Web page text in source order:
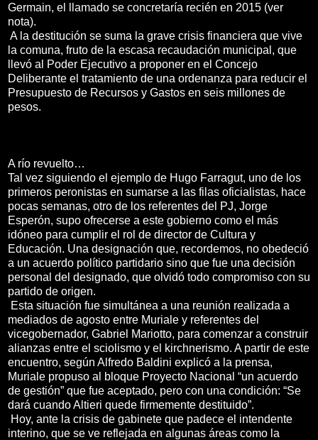
Germain, el llamado se concretaría recién en 2015 (ver
nota).
A la destitución se suma la grave crisis financiera que vive
la comuna, fruto de la escasa recaudación municipal, que
llevó al Poder Ejecutivo a proponer en el Concejo
Deliberante el tratamiento de una ordenanza para reducir el
Presupuesto de Recursos y Gastos en seis millones de
pesos.
A río revuelto…
Tal vez siguiendo el ejemplo de Hugo Farragut, uno de los
primeros peronistas en sumarse a las filas oficialistas, hace
pocas semanas, otro de los referentes del PJ, Jorge
Esperón, supo ofrecerse a este gobierno como el más
idóneo para cumplir el rol de director de Cultura y
Educación. Una designación que, recordemos, no obedeció
a un acuerdo político partidario sino que fue una decisión
personal del designado, que olvidó todo compromiso con su
partido de origen.
Esta situación fue simultánea a una reunión realizada a
mediados de agosto entre Muriale y referentes del
vicegobernador, Gabriel Mariotto, para comenzar a construir
alianzas entre el sciolismo y el kirchnerismo. A partir de este
encuentro, según Alfredo Baldini explicó a la prensa,
Muriale propuso al bloque Proyecto Nacional “un acuerdo
de gestión” que fue aceptado, pero con una condición: “Se
dará cuando Altieri quede firmemente destituido”.
Hoy, ante la crisis de gabinete que padece el intendente
interino, que se ve reflejada en algunas áreas como la